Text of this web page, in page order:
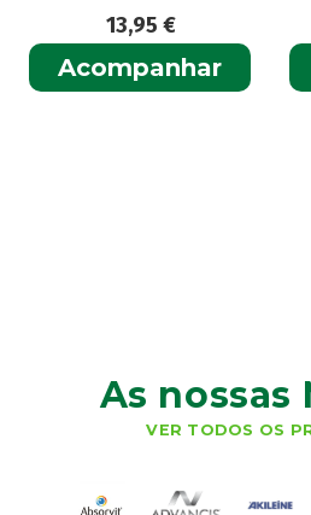
13,95€
Acompanhar
As nossas
VER TODOS OS